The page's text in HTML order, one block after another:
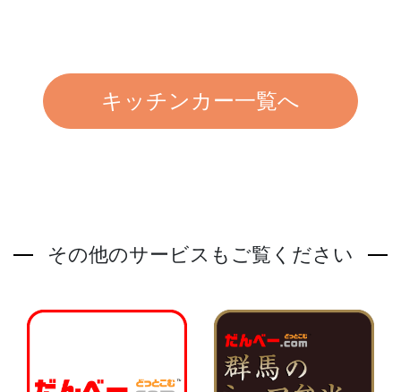
キッチンカー一覧へ
その他のサービスもご覧ください